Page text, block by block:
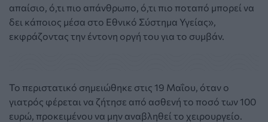
απαίσιο, ό,τι πιο απάνθρωπο, ό,τι πιο ποταπό μπορεί να
δει κάποιος μέσα στο Εθνικό Σύστημα Υγείας»,
εκφράζοντας την έντονη οργή του για το συμβάν.
Το περιστατικό σημειώθηκε στις 19 Μαΐου, όταν ο
γιατρός φέρεται να ζήτησε από ασθενή το ποσό των 100
ευρώ, προκειμένου να μην αναβληθεί το χειρουργείο.